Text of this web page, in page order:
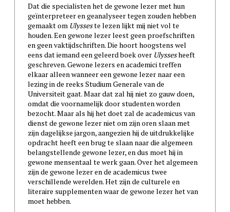
Dat die specialisten het de gewone lezer met hun
geïnterpreteer en geanalyseer tegen zouden hebben
gemaakt om Ulysseste lezen lijkt mij niet vol te
houden. Een gewone lezer leest geen proefschriften
en geen vaktijdschriften. Die hoort hoogstens wel
eens dat iemand een geleerd boek over Ulyssesheeft
geschreven. Gewone lezers en academici treffen
elkaar alleen wanneer een gewone lezer naar een
lezing in de reeks Studium Generale van de
Universiteit gaat. Maar dat zal hij niet zo gauw doen,
omdat die voornamelijk door studenten worden
bezocht. Maar als hij het doet zal de academicus van
dienst de gewone lezer niet om zijn oren slaan met
zijn dagelijkse jargon, aangezien hij de uitdrukkelijke
opdracht heeft een brug te slaan naar die algemeen
belangstellende gewone lezer, en dus moet hij in
gewone mensentaal te werk gaan. Over het algemeen
zijn de gewone lezer en de academicus twee
verschillende werelden. Het zijn de culturele en
literaire supplementen waar de gewone lezer het van
moet hebben.